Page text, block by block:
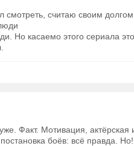
смотреть, считаю своим
Но касаемо этого сериала
Факт. Мотивация, актёрская
боёв: всё правда.